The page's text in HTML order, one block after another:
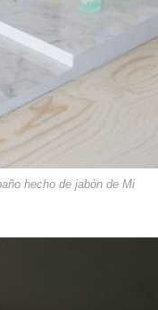
hecho de jabón de Mi